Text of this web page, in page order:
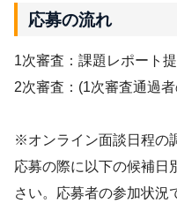
応募の流れ
1次審査：課題レポート
2次審査：(1次審査通過
※オンライン面談日程の
応募の際に以下の候補日
さい。応募者の参加状況